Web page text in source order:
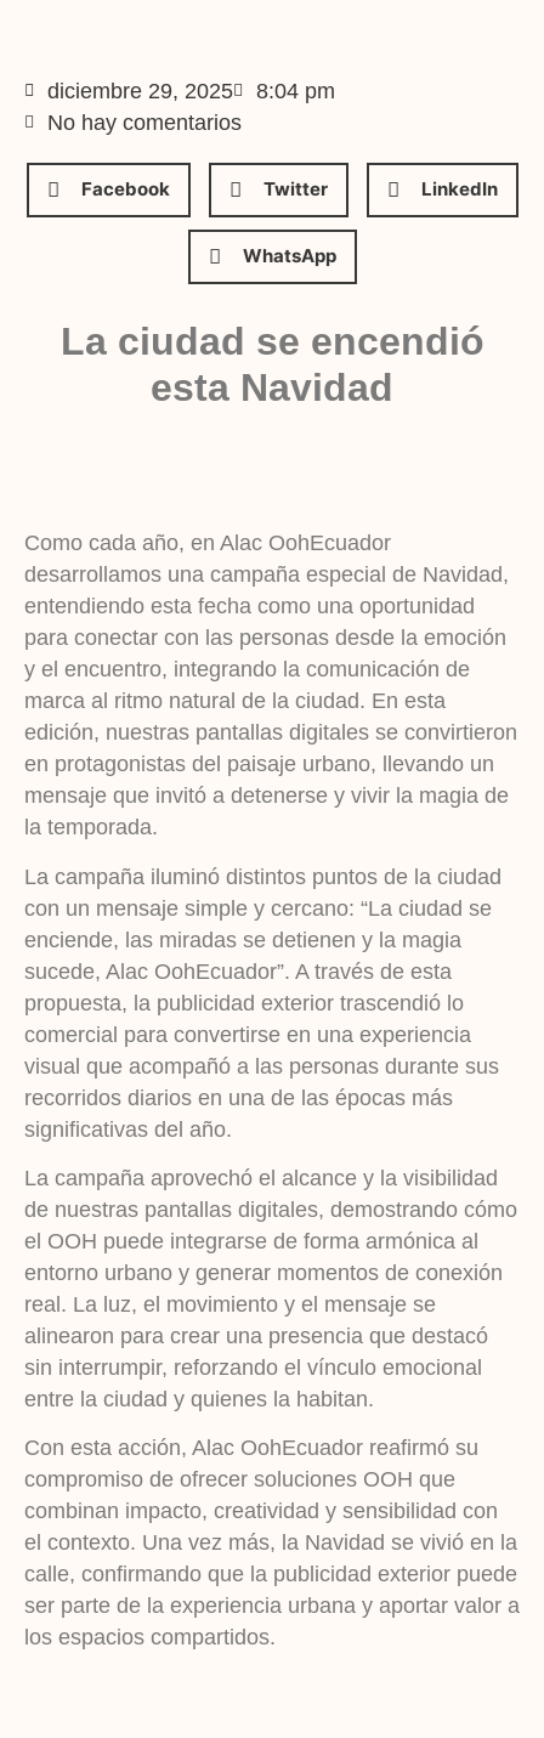
diciembre 29, 2025
8:04 pm
No hay comentarios
Facebook Twitter LinkedIn
WhatsApp
La ciudad se encendió
esta Navidad
Como cada año, en Alac OohEcuador
desarrollamos una campaña especial de Navidad,
entendiendo esta fecha como una oportunidad
para conectar con las personas desde la emoción
y el encuentro, integrando la comunicación de
marca al ritmo natural de la ciudad. En esta
edición, nuestras pantallas digitales se convirtieron
en protagonistas del paisaje urbano, llevando un
mensaje que invitó a detenerse y vivir la magia de
la temporada.
La campaña iluminó distintos puntos de la ciudad
con un mensaje simple y cercano: “La ciudad se
enciende, las miradas se detienen y la magia
sucede, Alac OohEcuador”. A través de esta
propuesta, la publicidad exterior trascendió lo
comercial para convertirse en una experiencia
visual que acompañó a las personas durante sus
recorridos diarios en una de las épocas más
significativas del año.
La campaña aprovechó el alcance y la visibilidad
de nuestras pantallas digitales, demostrando cómo
el OOH puede integrarse de forma armónica al
entorno urbano y generar momentos de conexión
real. La luz, el movimiento y el mensaje se
alinearon para crear una presencia que destacó
sin interrumpir, reforzando el vínculo emocional
entre la ciudad y quienes la habitan.
Con esta acción, Alac OohEcuador reafirmó su
compromiso de ofrecer soluciones OOH que
combinan impacto, creatividad y sensibilidad con
el contexto. Una vez más, la Navidad se vivió en la
calle, confirmando que la publicidad exterior puede
ser parte de la experiencia urbana y aportar valor a
los espacios compartidos.